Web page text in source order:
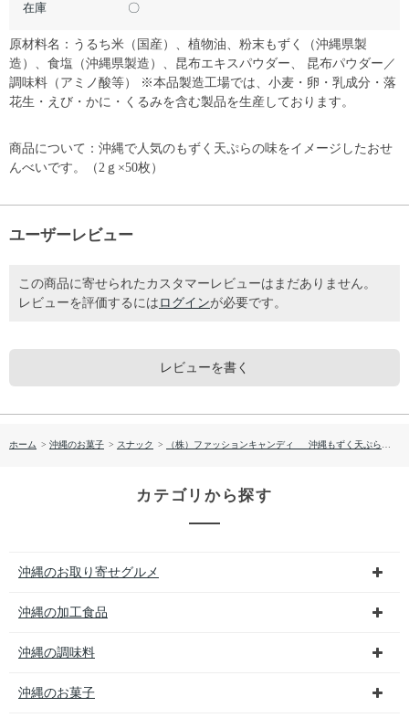
在庫 〇
原材料名：うるち米（国産）、植物油、粉末もずく（沖縄県製
造）、食塩（沖縄県製造）、昆布エキスパウダー、 昆布パウダー／
調味料（アミノ酸等） ※本品製造工場では、小麦・卵・乳成分・落
花生・えび・かに・くるみを含む製品を生産しております。
商品について：沖縄で人気のもずく天ぷらの味をイメージしたおせ
んべいです。（2ｇ×50枚）
ユーザーレビュー
この商品に寄せられたカスタマーレビューはまだありません。
レビューを評価するには ログインが必要です。
レビューを書く
ホーム > 沖縄のお菓子 > スナック > （株）ファッションキャンディ 沖縄もずく天ぷら風味せんべい （2ｇ×50枚）
カテゴリから探す
沖縄のお取り寄せグルメ
沖縄の加工食品
沖縄の調味料
沖縄のお菓子